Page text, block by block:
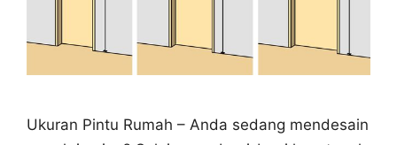
Ukuran Pintu Rumah – Anda sedang mendesain